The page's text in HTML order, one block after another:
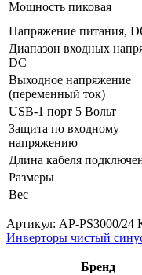
Moщность пиковая
Напряжение питания,
Диапазон входных
DC
Выходное напряжение
(переменный ток)
USB-1 порт 5 Вольт
Защита по входному
напряжению
Длина кабеля
Размеры
Bec
Артикул: AP-PS3000/24
Инверторы чистый
Бренд